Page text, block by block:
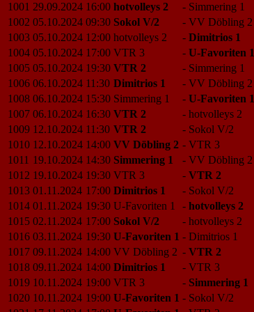
1001 29.09.2024 16:00 hotvolleys 2 - Simmering 1
1002 05.10.2024 09:30 Sokol V/2 - VV Döbling 2
1003 05.10.2024 12:00 hotvolleys 2 - Dimitrios 1
1004 05.10.2024 17:00 VTR 3 - U-Favoriten 1
1005 05.10.2024 19:30 VTR 2 - Simmering 1
1006 06.10.2024 11:30 Dimitrios 1 - VV Döbling 2
1008 06.10.2024 15:30 Simmering 1 - U-Favoriten 1
1007 06.10.2024 16:30 VTR 2 - hotvolleys 2
1009 12.10.2024 11:30 VTR 2 - Sokol V/2
1010 12.10.2024 14:00 VV Döbling 2 - VTR 3
1011 19.10.2024 14:30 Simmering 1 - VV Döbling 2
1012 19.10.2024 19:30 VTR 3 - VTR 2
1013 01.11.2024 17:00 Dimitrios 1 - Sokol V/2
1014 01.11.2024 19:30 U-Favoriten 1 - hotvolleys 2
1015 02.11.2024 17:00 Sokol V/2 - hotvolleys 2
1016 03.11.2024 19:30 U-Favoriten 1 - Dimitrios 1
1017 09.11.2024 14:00 VV Döbling 2 - VTR 2
1018 09.11.2024 14:00 Dimitrios 1 - VTR 3
1019 10.11.2024 19:00 VTR 3 - Simmering 1
1020 10.11.2024 19:00 U-Favoriten 1 - Sokol V/2